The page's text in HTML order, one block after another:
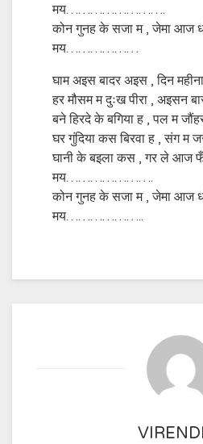
मय…………………….
कोन गुनह के सजा म , जेमा आज
मय………………
घाम अइस बादर अइस , दिन
हर मौसम म दुःख पीरा , अइसन
बने हिरदे के बगिया ह , पल म
घर गुंदिया कस बिरवा ह , संग म
घानी के बइला कस , गर ले आज
मय………………….
कोन गुनह के सजा म , जेमा आज
मय………………..